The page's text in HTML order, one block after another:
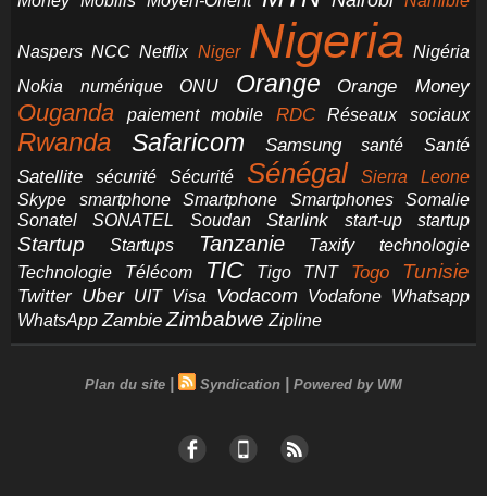
Naspers NCC Netflix Niger Nigeria Nigéria
Nokia
numérique ONU Orange Orange Money
Ouganda paiement mobile RDC Réseaux sociaux
Rwanda Safaricom Samsung santé Santé
Satellite sécurité Sécurité Sénégal
Sierra Leone
Skype
smartphone Smartphone Smartphones
Somalie
Sonatel
SONATEL Soudan Starlink start-up startup
Startup Startups Tanzanie Taxify
technologie
Technologie
Télécom TIC Tigo TNT Togo Tunisie
Twitter Uber UIT Visa Vodacom Vodafone Whatsapp
WhatsApp Zambie Zimbabwe Zipline
Plan du site | Syndication | Powered by WM